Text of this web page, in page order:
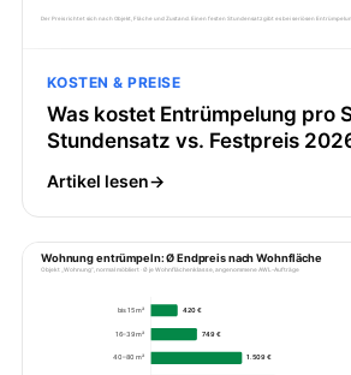
KOSTEN & PREISE
Was kostet Entrümpelung pro
Stundensatz vs. Festpreis
Artikel lesen→